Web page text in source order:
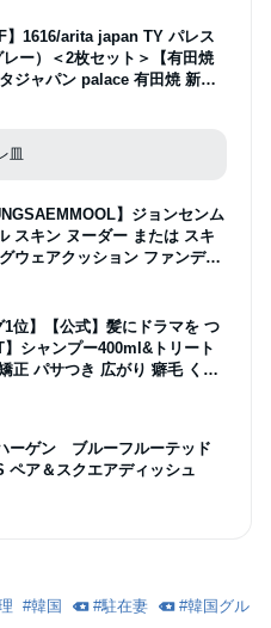
】1616/arita japan TY パレス
ー）＜2枚セット＞【有田焼
ジャパン palace 有田焼 新生
ート うつわ 取り皿 モダン お
皿
】ジョンセンム
スキン ヌーダー または スキ
ウェアクッション ファンデー
詰替え14ml) ファンデ レフィ
1位】【公式】髪にドラマを つ
シャンプー400ml&トリート
正 パサつき 広がり 癖毛 くせ
ムケア 熱ダメージ カラーダ
ーゲン ブルーフルーテッド
ア＆スクエアディッシュ
#韓国 #駐在妻 #韓国グル